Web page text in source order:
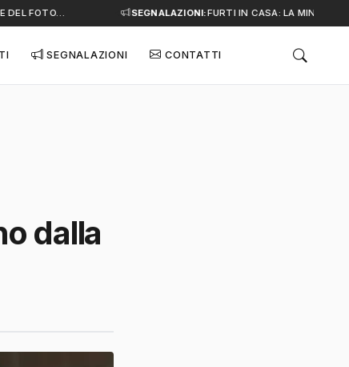
FOTO… SEGNALAZIONI:FURTI IN CASA: LA MINACCIA
SEGNALAZIONI CONTATTI
dalla